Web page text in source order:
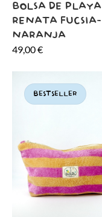
BOLSA DE PLAYA
RENATA FUCSIA-
NARANJA
49,00€
BESTSELLER